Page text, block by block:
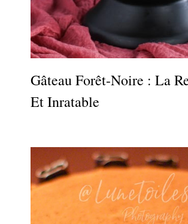
Gâteau Forêt-Noire : La
Et Inratable